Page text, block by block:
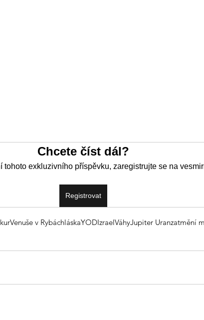
Chcete číst dál?
tohoto exkluzivního příspěvku, zaregistrujte se na
Registrovat
Venuše v RybáchláskaYODIzraelVáhyJupiter Uranzatmění